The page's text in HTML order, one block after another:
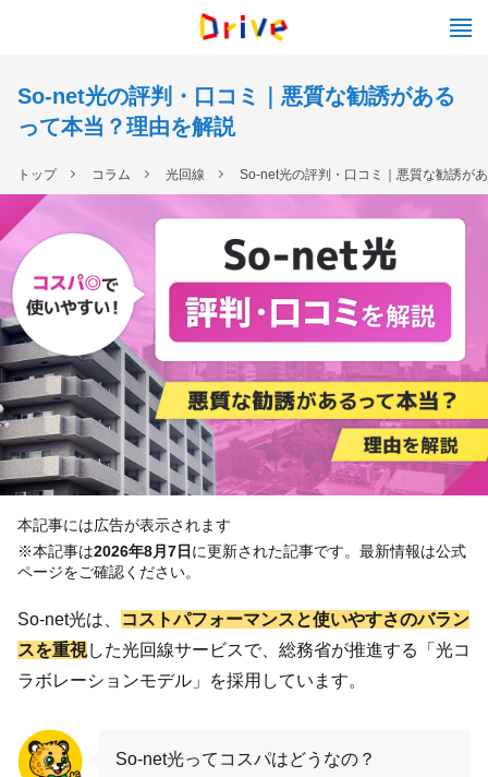
So-net光の評判・口コミ｜悪質な勧誘がある
って本当？理由を解説
トップ コラム 光回線 So-net光の評判・口コミ｜悪質な勧誘が
本記事には広告が表示されます
※本記事は2026年8月7日 に更新された記事です。最新情報は公式
ページをご確認ください。
So-net光は、
コストパフォーマンスと使いやすさのバラン
スを重視した光回線サービスで、総務省が推進する「光コ
ラボレーションモデル」を採用しています。
So-net光ってコスパはどうなの？